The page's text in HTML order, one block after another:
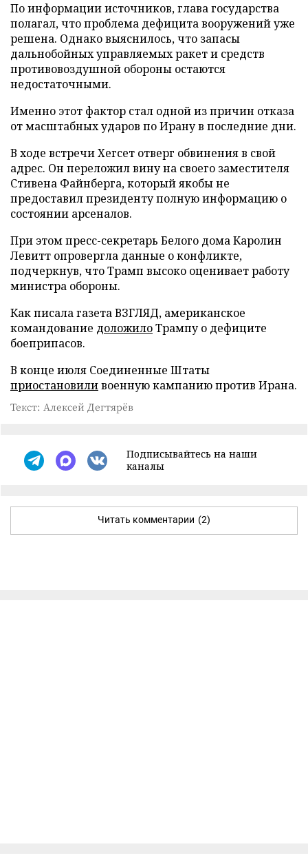
По информации источников, глава государства
полагал, что проблема дефицита вооружений уже
решена. Однако выяснилось, что запасы
дальнобойных управляемых ракет и средств
противовоздушной обороны остаются
недостаточными.
Именно этот фактор стал одной из причин отказа
от масштабных ударов по Ирану в последние дни.
В ходе встречи Хегсет отверг обвинения в свой
адрес. Он переложил вину на своего заместителя
Стивена Файнберга, который якобы не
предоставил президенту полную информацию о
состоянии арсеналов.
При этом пресс-секретарь Белого дома Каролин
Левитт опровергла данные о конфликте,
подчеркнув, что Трамп высоко оценивает работу
министра обороны.
Как писала газета ВЗГЛЯД, американское
командование доложилоТрампу о дефиците
боеприпасов.
В конце июля Соединенные Штаты
приостановиливоенную кампанию против Ирана.
Текст: Алексей Дегтярёв
Подписывайтесь на наши
каналы
Читать комментарии (2)